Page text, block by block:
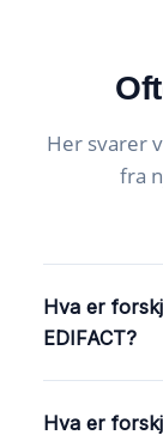
Her svarer
fra
Hva er
EDIFACT?
FACT» er
Hva er